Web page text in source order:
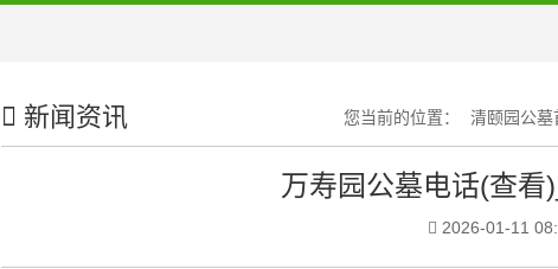
新闻资讯 您当前的位置： 清颐园公墓
万寿园公墓电话(查看
2026-01-11